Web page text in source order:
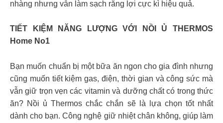
nhàng nhưng vẫn làm sạch răng lợi cực kì hiệu quả.
TIẾT KIỆM NĂNG LƯỢNG VỚI NỒI Ủ THERMOS
Home No1
Bạn muốn chuẩn bị một bữa ăn ngon cho gia đình nhưng
cũng muốn tiết kiệm gas, điện, thời gian và công sức mà
vẫn giữ trọn vẹn các vitamin và dưỡng chất có trong thức
ăn? Nồi ủ Thermos chắc chắn sẽ là lựa chọn tốt nhất
dành cho bạn. Công nghệ giữ nhiệt chân không, giúp làm